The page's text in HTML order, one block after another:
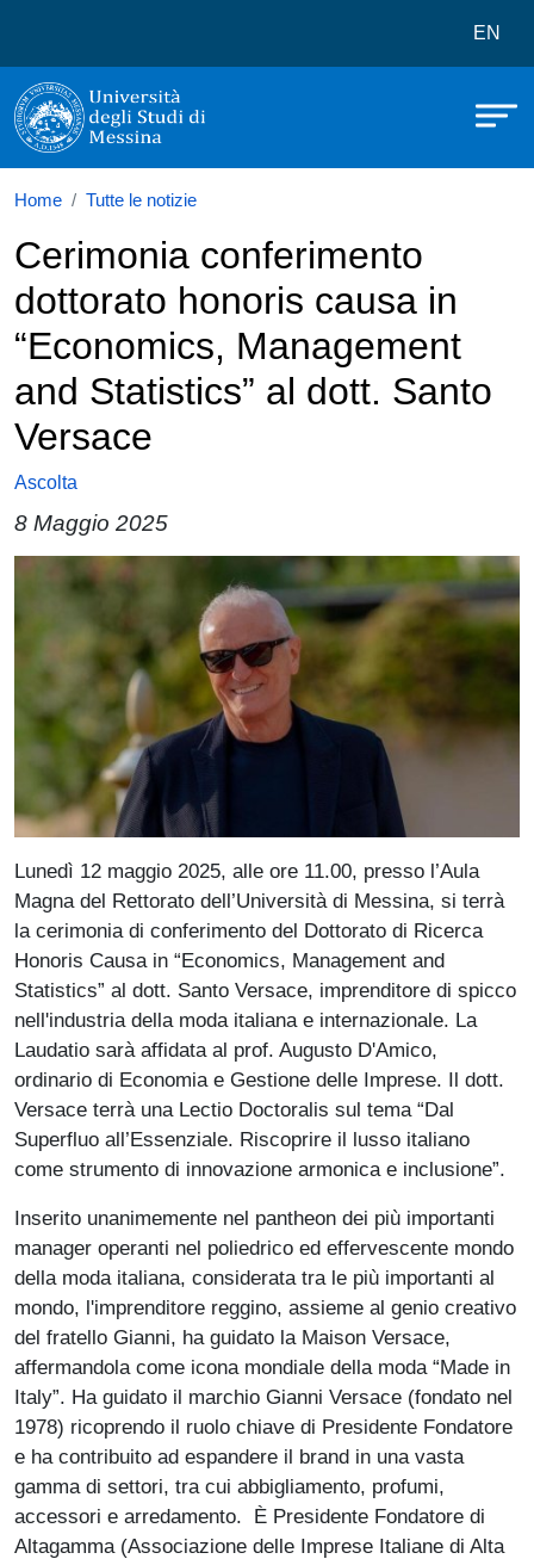
Università degli Studi di Messina
EN
Home Tutte le notizie
Cerimonia conferimento
dottorato honoris causa in
“Economics, Management
and Statistics” al dott. Santo
Versace
Ascolta
8 Maggio 2025
Paragrafo
Lunedì 12 maggio 2025, alle ore 11.00, presso l’Aula
Magna del Rettorato dell’Università di Messina, si terrà
la cerimonia di conferimento del Dottorato di Ricerca
Honoris Causa in “Economics, Management and
Statistics” al dott. Santo Versace, imprenditore di spicco
nell'industria della moda italiana e internazionale. La
Laudatio sarà affidata al prof. Augusto D'Amico,
ordinario di Economia e Gestione delle Imprese. Il dott.
Versace terrà una Lectio Doctoralis sul tema “Dal
Superfluo all’Essenziale. Riscoprire il lusso italiano
come strumento di innovazione armonica e inclusione”.
Inserito unanimemente nel pantheon dei più importanti
manager operanti nel poliedrico ed effervescente mondo
della moda italiana, considerata tra le più importanti al
mondo, l'imprenditore reggino, assieme al genio creativo
del fratello Gianni, ha guidato la Maison Versace,
affermandola come icona mondiale della moda “Made in
Italy”. Ha guidato il marchio Gianni Versace (fondato nel
1978) ricoprendo il ruolo chiave di Presidente Fondatore
e ha contribuito ad espandere il brand in una vasta
gamma di settori, tra cui abbigliamento, profumi,
accessori e arredamento. È Presidente Fondatore di
Altagamma (Associazione delle Imprese Italiane di Alta